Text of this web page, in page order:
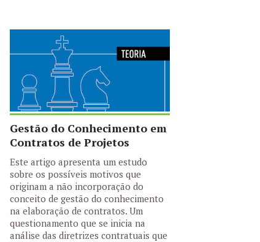
Gestão do Conhecimento em
Contratos de Projetos
Este artigo apresenta um estudo
sobre os possíveis motivos que
originam a não incorporação do
conceito de gestão do conhecimento
na elaboração de contratos. Um
questionamento que se inicia na
análise das diretrizes contratuais que